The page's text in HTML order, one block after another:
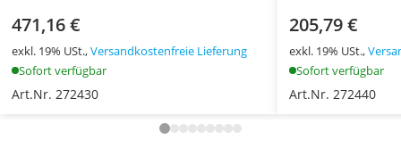
471,16 €
exkl. 19% USt.,Versandkostenfreie Lieferung
Sofort verfügbar
Art.Nr. 272430
205,79 €
exkl. 19% USt.,
Sofort verfügbar
Art.Nr. 272440